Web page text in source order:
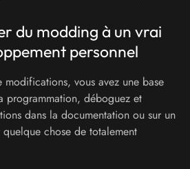
du modding à un vrai
personnel
modifications, vous avez une base
programmation, déboguez et
dans la documentation ou sur un
chose de totalement